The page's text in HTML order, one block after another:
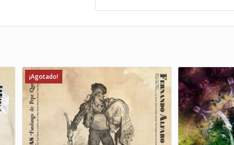
¡Agotado!